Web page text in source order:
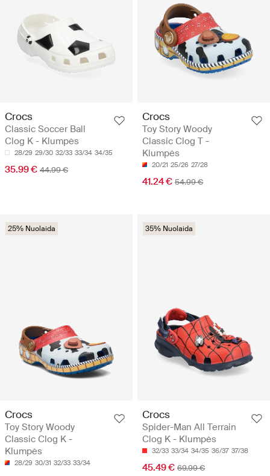
Crocs
Classic Soccer Ball
Clog K - Klumpės
28/29 29/30 32/33 33/34 34/35
35.99 € 44.99 €
Crocs
Toy Story Woody
Classic Clog T -
Klumpės
20/21 25/26 27/28
41.24 € 54.99 €
25% Nuolaida
Crocs
Toy Story Woody
Classic Clog K -
Klumpės
28/29 30/31 32/33 33/34
35% Nuolaida
Crocs
Spider-Man All Terrain
Clog K - Klumpės
32/33 33/34 34/35 36/37 37/38
45.49 € 69.99 €